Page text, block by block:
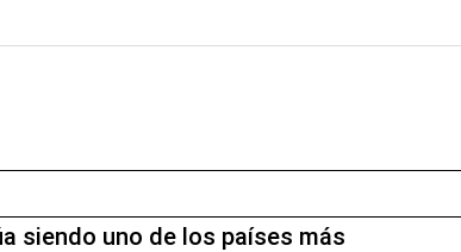
siendo uno de los países más